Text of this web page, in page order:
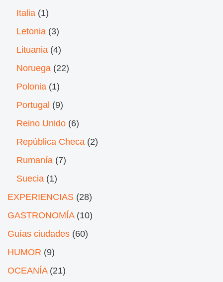
Italia (1)
Letonia (3)
Lituania (4)
Noruega (22)
Polonia (1)
Portugal (9)
Reino Unido (6)
República Checa (2)
Rumanía (7)
Suecia (1)
EXPERIENCIAS (28)
GASTRONOMÍA(10)
Guías ciudades (60)
HUMOR (9)
OCEANÍA(21)